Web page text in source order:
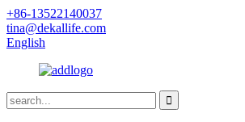
+86-13522140037
tina@dekallife.com
English